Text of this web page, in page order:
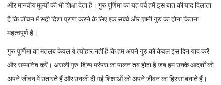
और मानवीय मूल्यों की भी शिक्षा देता है। गुरु पूर्णिमा का यह पर्व हमें इस बात की याद दिलाता
है कि जीवन में सही दिशा प्राप्त करने के लिए एक सच्चे और ज्ञानी गुरु का होना कितना
महत्वपूर्ण है।
गुरु पूर्णिमा का मतलब केवल ये त्योहार नहीं है कि हम अपने गुरु को केवल इस दिन याद करें
और सम्मानित करें। असली गुरु-शिष्य परंपरा का पालन तब होता है जब हम उनके आदर्शों को
अपने जीवन में उतारते हैं और उनकी दी गई शिक्षाओं को अपने जीवन का हिस्सा बनाते हैं।